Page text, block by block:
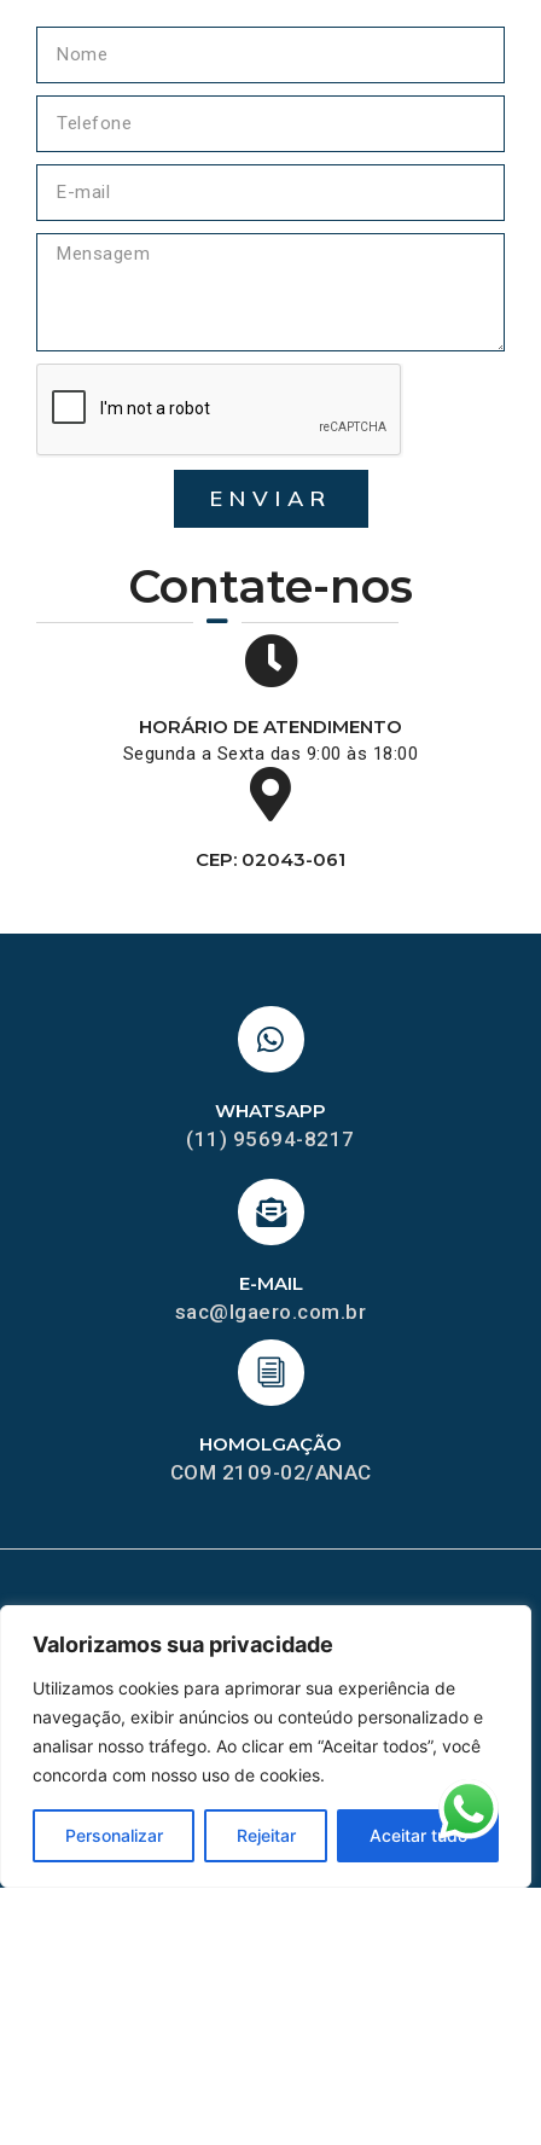
Valorizamos sua privacidade
Utilizamos cookies para aprimorar sua experiência de
navegação, exibir anúncios ou conteúdo personalizado e
analisar nosso tráfego. Ao clicar em “Aceitar todos”, você
concorda com nosso uso de cookies.
Personalizar Rejeitar Aceitar tudo
Contate-nos
HORÁRIO DE ATENDIMENTO
Segunda a Sexta das 9:00 às 18:00
CEP: 02043-061
ENVIAR
HOMOLGAÇÃO
COM 2109-02/ANAC
E-MAIL
sac@lgaero.com.br
WHATSAPP
(11) 95694-8217
Peças
Catálogo de Aplicações
Oficina de Mangueiras